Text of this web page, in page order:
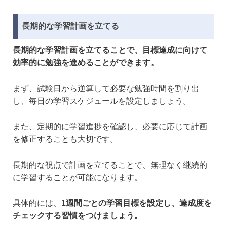
長期的な学習計画を立てる
長期的な学習計画を立てることで、目標達成に向けて
効率的に勉強を進めることができます。
まず、試験日から逆算して必要な勉強時間を割り出
し、毎日の学習スケジュールを設定しましょう。
また、定期的に学習進捗を確認し、必要に応じて計画
を修正することも大切です。
長期的な視点で計画を立てることで、無理なく継続的
に学習することが可能になります。
具体的には、 1週間ごとの学習目標を設定し、達成度を
チェックする習慣をつけましょう。